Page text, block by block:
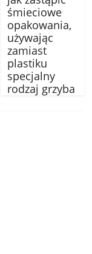
śmieciowe
opakowania,
używając
zamiast
plastiku
specjalny
rodzaj grzyba